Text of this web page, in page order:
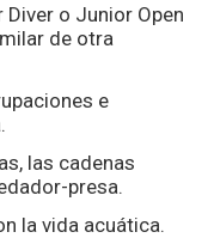
Diver o Junior Open
de otra
e
las cadenas
presa.
la vida acuática.